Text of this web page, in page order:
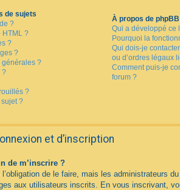
de sujets
?
HTML ?
?
?
générales ?
?
?
?
À propos de phpBB
Qui a développé ce
Pourquoi la
Qui dois-je
ou d’ordres légaux
Comment puis-je
forum ?
et d’inscription
de m’inscrire ?
l’obligation de le faire, mais les administrateurs
aux utilisateurs inscrits. En vous inscrivant,